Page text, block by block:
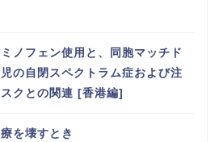
ノフェン使用と、同胞マッチド
の自閉スペクトラム症および注
クとの関連 [香港編]
を壊すとき